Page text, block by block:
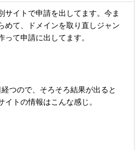
サイトで申請を出してます。今ま
めて、ドメインを取り直しジャン
って申請に出してます。
つので、そろそろ結果が出ると
イトの情報はこんな感じ。